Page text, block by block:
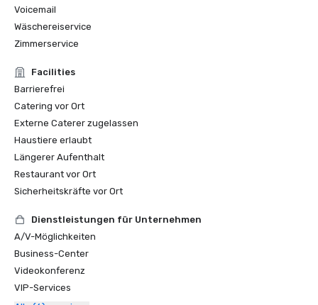
Voicemail
Wäschereiservice
Zimmerservice
Facilities
Barrierefrei
Catering vor Ort
Externe Caterer zugelassen
Haustiere erlaubt
Längerer Aufenthalt
Restaurant vor Ort
Sicherheitskräfte vor Ort
Dienstleistungen für Unternehmen
A/V-Möglichkeiten
Business-Center
Videokonferenz
VIP-Services